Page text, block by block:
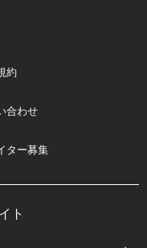
約
合わせ
ター募集
ト